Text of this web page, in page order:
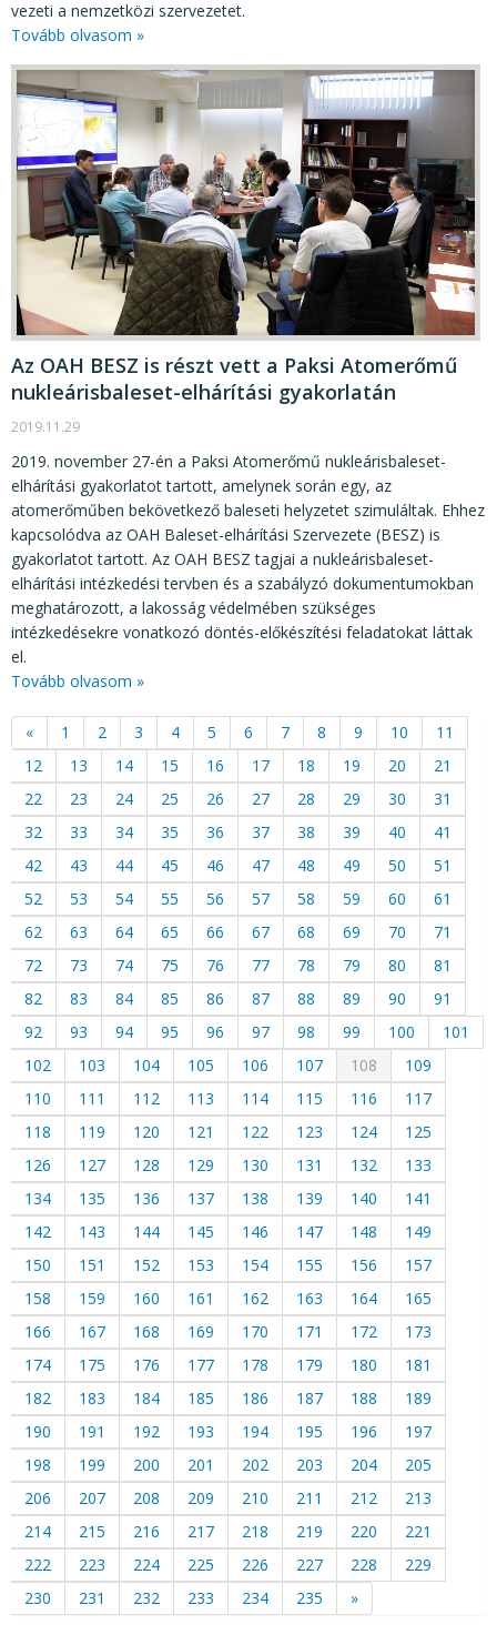
vezeti a nemzetközi szervezetet.
Tovább olvasom »
Az OAH BESZ is részt vett a Paksi Atomerőmű
nukleárisbaleset-elhárítási gyakorlatán
2019.11.29
2019. november 27-én a Paksi Atomerőmű nukleárisbaleset-
elhárítási gyakorlatot tartott, amelynek során egy, az
atomerőműben bekövetkező baleseti helyzetet szimuláltak. Ehhez
kapcsolódva az OAH Baleset-elhárítási Szervezete (BESZ) is
gyakorlatot tartott. Az OAH BESZ tagjai a nukleárisbaleset-
elhárítási intézkedési tervben és a szabályzó dokumentumokban
meghatározott, a lakosság védelmében szükséges
intézkedésekre vonatkozó döntés-előkészítési feladatokat láttak
el.
Tovább olvasom »
« 1 2 3 4 5 6 7 8 9 10
11
12
13 14 15 16 17 18 19 20
21
22
23 24 25 26 27 28 29 30
31
32
33 34 35 36 37 38 39 40
41
42
43 44 45 46 47 48 49 50
51
52
53 54 55 56 57 58 59 60
61
62
63 64 65 66 67 68 69 70
71
72
73 74 75 76 77 78 79 80
81
82
83 84 85 86 87 88 89 90
91
92
93 94 95 96 97 98 99 100
101
102
103 104 105 106 107 108
109
110
111 112 113 114 115 116
117
118
119 120 121 122 123 124
125
126
127 128 129 130 131 132
133
134
135 136 137 138 139 140
141
142
143 144 145 146 147 148
149
150
151 152 153 154 155 156
157
158
159 160 161 162 163 164
165
166
167 168 169 170 171 172
173
174
175 176 177 178 179 180
181
182
183 184 185 186 187 188
189
190
191 192 193 194 195 196
197
198
199 200 201 202 203 204
205
206
207 208 209 210 211 212
213
214
215 216 217 218 219 220
221
222
223 224 225 226 227 228
229
230
231 232 233 234 235 »